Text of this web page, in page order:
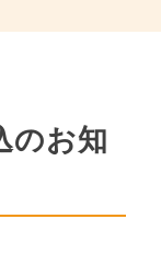
お知